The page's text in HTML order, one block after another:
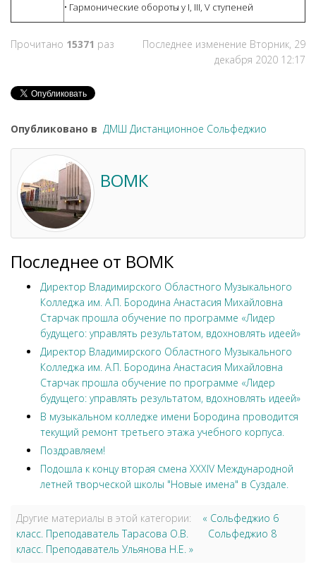
• Гармонические обороты у I, III, V ступеней
Прочитано 15371 раз
Последнее изменение Вторник, 29
декабря 2020 12:17
Опубликовано в ДМШ Дистанционное Сольфеджио
ВОМК
Последнее от ВОМК
Директор Владимирского Областного Музыкального
Колледжа им. А.П. Бородина Анастасия Михайловна
Старчак прошла обучение по программе «Лидер
будущего: управлять результатом, вдохновлять идеей»
Директор Владимирского Областного Музыкального
Колледжа им. А.П. Бородина Анастасия Михайловна
Старчак прошла обучение по программе «Лидер
будущего: управлять результатом, вдохновлять идеей»
В музыкальном колледже имени Бородина проводится
текущий ремонт третьего этажа учебного корпуса.
Поздравляем!
Подошла к концу вторая смена XXXIV Международной
летней творческой школы "Новые имена" в Суздале.
Другие материалы в этой категории:
« Сольфеджио 6
класс. Преподаватель Тарасова О.В.
Сольфеджио 8
класс. Преподаватель Ульянова Н.Е. »